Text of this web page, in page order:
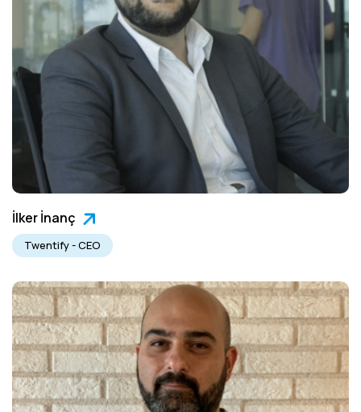
İlker İnanç
Twentify - CEO